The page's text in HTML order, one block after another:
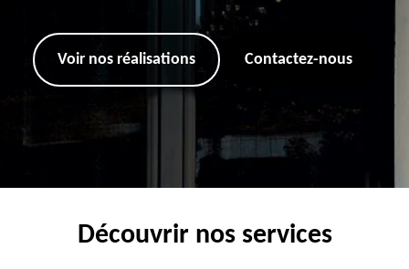
Voir nos réalisations Contactez-nous
Découvrir nos services